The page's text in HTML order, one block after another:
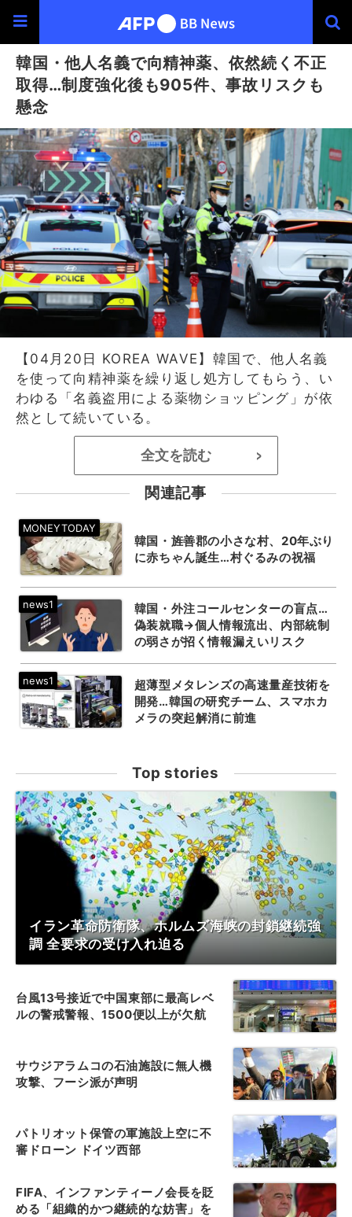
韓国・他人名義で向精神薬、依然続く不正
取得…制度強化後も905件、事故リスクも
懸念
【04月20日 KOREA WAVE】韓国で、他人名義
を使って向精神薬を繰り返し処方してもらう、い
わゆる「名義盗用による薬物ショッピング」が依
然として続いている。
全文を読む >
関連記事
韓国・旌善郡の小さな村、20年ぶり
に赤ちゃん誕生…村ぐるみの祝福
韓国・外注コールセンターの盲点…
偽装就職→個人情報流出、内部統制
の弱さが招く情報漏えいリスク
超薄型メタレンズの高速量産技術を
開発…韓国の研究チーム、スマホカ
メラの突起解消に前進
Top stories
イラン革命防衛隊、ホルムズ海峡の封鎖継続強
調 全要求の受け入れ迫る
台風13号接近で中国東部に最高レベ
ルの警戒警報、1500便以上が欠航
サウジアラムコの石油施設に無人機
攻撃、フーシ派が声明
パトリオット保管の軍施設上空に不
審ドローン ドイツ西部
FIFA、インファンティーノ会長を貶
める「組織的かつ継続的な妨害」を